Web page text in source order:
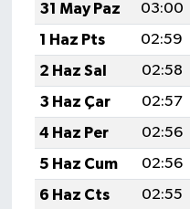
31 May Paz
03:00
1 Haz Pts
02:59
2 Haz Sal
02:58
3 Haz Çar
02:57
4 Haz Per
02:56
5 Haz Cum
02:56
6 Haz Cts
02:55